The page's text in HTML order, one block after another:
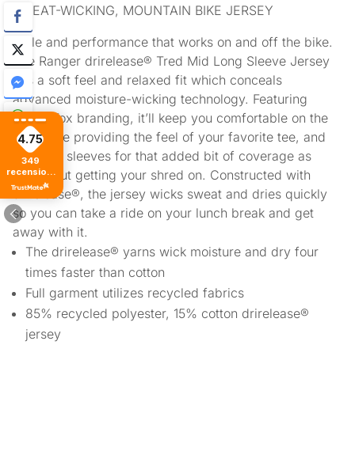
SWEAT-WICKING, MOUNTAIN BIKE JERSEY
Style and performance that works on and off the bike.
The Ranger drirelease® Tred Mid Long Sleeve Jersey
has a soft feel and relaxed fit which conceals
advanced moisture-wicking technology. Featuring
subtle Fox branding, it’ll keep you comfortable on the
trail while providing the feel of your favorite tee, and
has long sleeves for that added bit of coverage as
you’re out getting your shred on. Constructed with
drirelease®, the jersey wicks sweat and dries quickly
so you can take a ride on your lunch break and get
away with it.
The drirelease® yarns wick moisture and dry four
times faster than cotton
Full garment utilizes recycled fabrics
85% recycled polyester, 15% cotton drirelease®
jersey
4.75
349
recensioni
di tutti i